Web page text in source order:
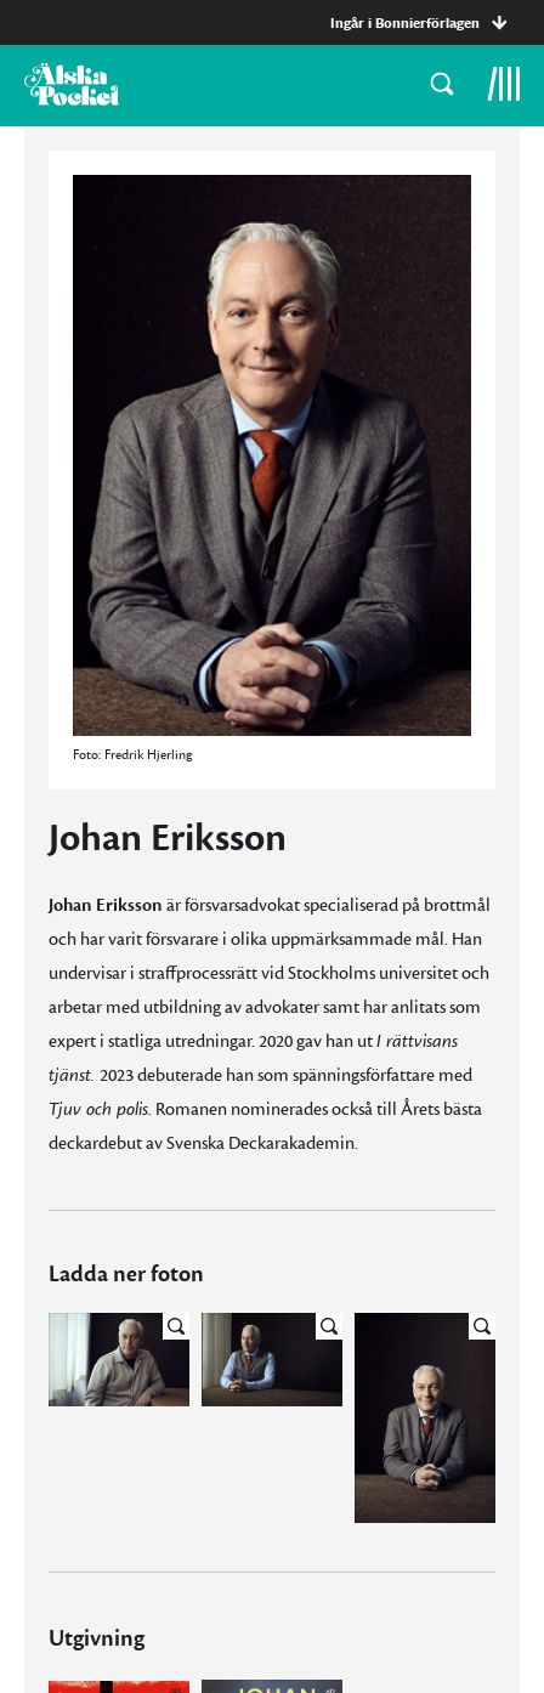
Ingår i Bonnierförlagen
Foto: Fredrik Hjerling
Johan Eriksson
Johan Eriksson är försvarsadvokat specialiserad på brottmål
och har varit försvarare i olika uppmärksammade mål. Han
undervisar i straffprocessrätt vid Stockholms universitet och
arbetar med utbildning av advokater samt har anlitats som
expert i statliga utredningar. 2020 gav han utI rättvisans
tjänst. 2023 debuterade han som spänningsförfattare med
Tjuv och polis. Romanen nominerades också till Årets bästa
deckardebut av Svenska Deckarakademin.
Ladda ner foton
Utgivning